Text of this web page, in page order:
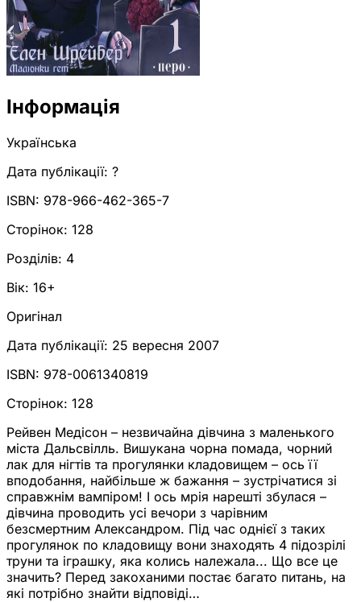
Інформація
Українська
Дата публікації: ?
ISBN: 978-966-462-365-7
Сторінок: 128
Розділів: 4
Вік: 16+
Оригінал
Дата публікації: 25 вересня 2007
ISBN: 978-0061340819
Сторінок: 128
Рейвен Медісон – незвичайна дівчина з маленького
міста Дальсвілль. Вишукана чорна помада, чорний
лак для нігтів та прогулянки кладовищем – ось її
вподобання, найбільше ж бажання – зустрічатися зі
справжнім вампіром! І ось мрія нарешті збулася –
дівчина проводить усі вечори з чарівним
безсмертним Александром. Під час однієї з таких
прогулянок по кладовищу вони знаходять 4 підозрілі
труни та іграшку, яка колись належала... Що все це
значить? Перед закоханими постає багато питань, на
які потрібно знайти відповіді…